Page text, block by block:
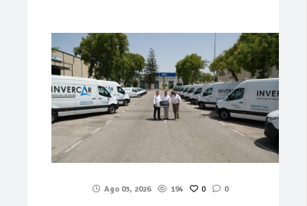
Ago 03, 2026 194 0 0